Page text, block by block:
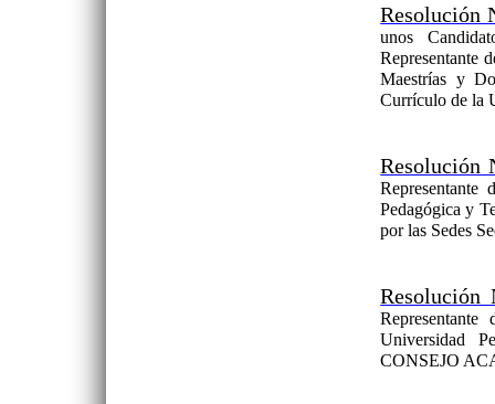
Resolución
unos
Representante
Maestrías y
Currículo de la
Resolución
Representante
Pedagógica y
por las Sedes
Resolución
Universidad
CONSEJO